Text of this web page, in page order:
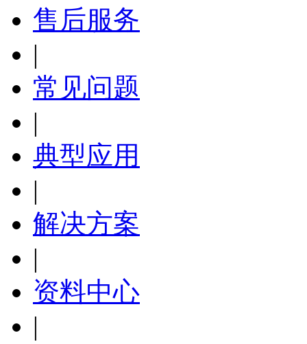
售后服务
|
常见问题
|
典型应用
|
解决方案
|
资料中心
|